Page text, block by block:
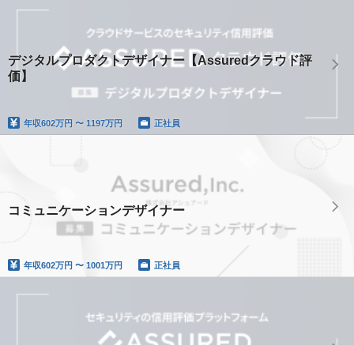
デジタルプロダクトデザイナー【Assuredクラウド評
価】
年収602万円 〜 1197万円 正社員
コミュニケーションデザイナー
年収602万円 〜 1001万円 正社員